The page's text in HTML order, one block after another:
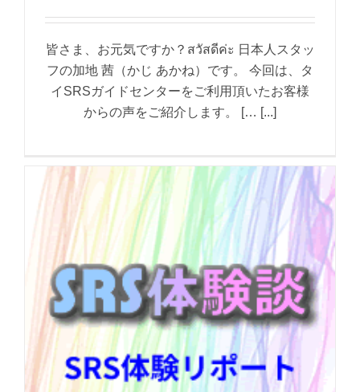
皆さま、お元気ですか？สวัสดีค่ะ 日本人スタッ
フの加地 茜（かじ あかね）です。 今回は、タ
イSRSガイドセンターをご利用頂いたお客様
からの声をご紹介します。 [… [...]